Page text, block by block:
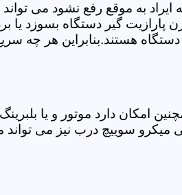
به موقع رفع نشود می
گیر دستگاه بسوزد
هستند.بنابراین هر چه
دارد موتور و یا بلبرینگ
میکرو سوییچ درب نیز می